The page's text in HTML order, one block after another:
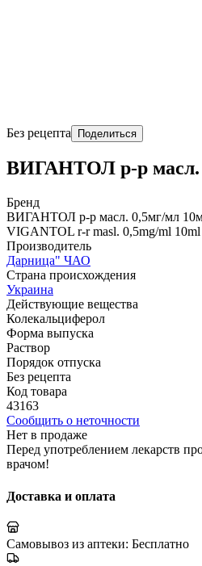
Без рецепта Поделиться
ВИГАНТОЛ р-р масл.
Бренд
ВИГАНТОЛ р-р масл. 0,5мг/мл
VIGANTOL r-r masl. 0,5mg/ml 10ml
Производитель
Дарница" ЧАО
Страна происхождения
Украина
Действующие вещества
Колекальциферол
Форма выпуска
Раствор
Порядок отпуска
Без рецепта
Код товара
43163
Сообщить о неточности
Нет в продаже
Перед употреблением лекарств
врачом!
Доставка и оплата
Самовывоз из аптеки: Бесплатно